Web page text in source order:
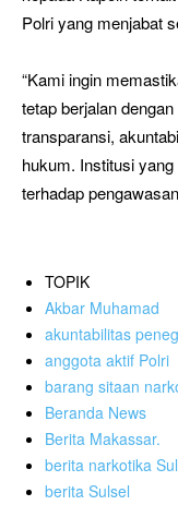
Polri yang menjabat
“Kami ingin
tetap berjalan
transparansi,
hukum. Institusi
terhadap
TOPIK
Akbar Muhamad
akuntabilitas
anggota aktif Polri
barang sitaan
Beranda News
Berita Makassar.
berita narkotika
berita Sulsel